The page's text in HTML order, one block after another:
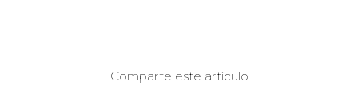
Comparte este artículo